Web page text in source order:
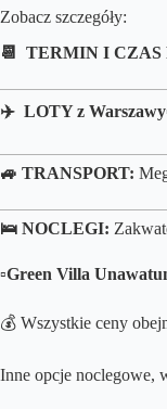
Zobacz szczegóły:
📆 TERMIN I CZAS
✈️ LOTY z Warszawy
🚙 TRANSPORT:
🛌 NOCLEGI:
▫️Green Villa
💰 Wszystkie ceny
Inne opcje noclegowe,